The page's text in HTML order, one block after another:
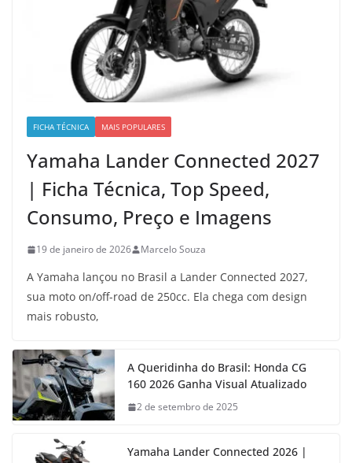
FICHA TÉCNICA MAIS POPULARES
Yamaha Lander Connected 2027
| Ficha Técnica, Top Speed,
Consumo, Preço e Imagens
19 de janeiro de 2026 Marcelo Souza
A Yamaha lançou no Brasil a Lander Connected 2027,
sua moto on/off-road de 250cc. Ela chega com design
mais robusto,
A Queridinha do Brasil: Honda CG
160 2026 Ganha Visual Atualizado
2 de setembro de 2025
Yamaha Lander Connected 2026 |